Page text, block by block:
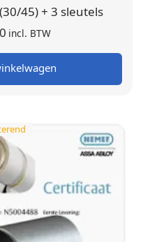
45) + 3 sleutels
was:
Huidige
prijs is:
€ 98,00.
incl. BTW